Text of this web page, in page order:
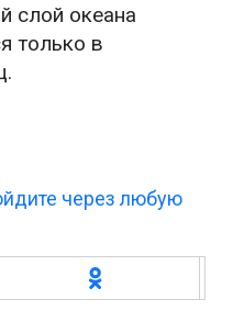
слой океана
только в
через любую